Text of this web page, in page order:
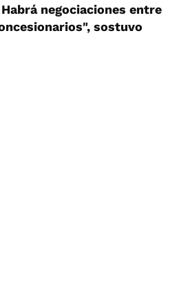
negociaciones entre
sostuvo